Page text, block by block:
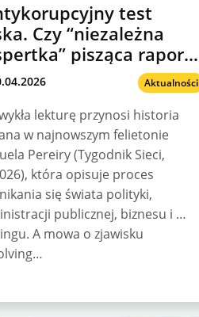
test
“niezależna
pisząca raporty
dyktando branż
konsekwencje?
Aktualności
lekturę przynosi historia
w najnowszym felietonie
Pereiry (Tygodnik Sieci,
która opisuje proces
się świata polityki,
publicznej, biznesu i …
A mowa o zjawisku